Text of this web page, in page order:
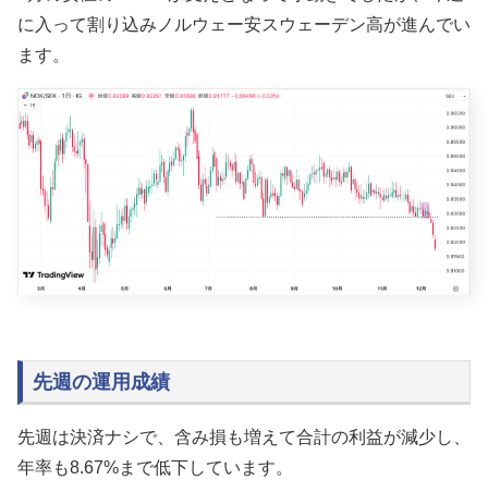
に入って割り込み ノルウェー安スウェーデン高が進んでい
ます。
先週の運用成績
先週は決済ナシで、含み損も増えて合計の利益が減少し、
年率も8.67%まで低下しています。